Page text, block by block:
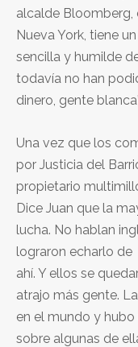
alcalde Bloomberg,
Nueva York, tiene
sencilla y humilde
todavía no han
dinero, gente
Una vez que los
por Justicia del
propietario
Dice Juan que la
lucha. No hablan
lograron echarlo de
ahí. Y ellos se
atrajo más gente.
en el mundo y
sobre algunas de